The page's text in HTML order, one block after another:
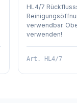
HL4/7
verwendbar.
verwenden!
Art. HL4/7